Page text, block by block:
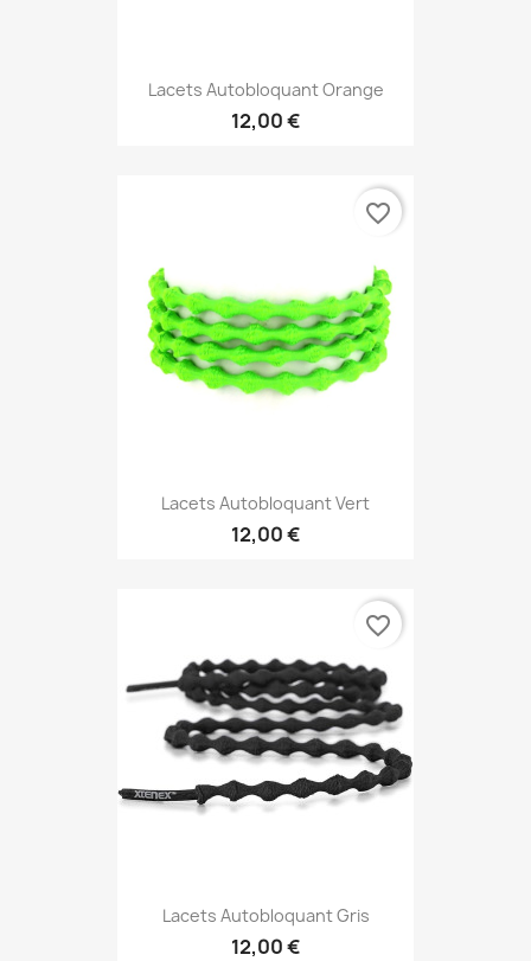
Lacets Autobloquant Orange
12,00 €
Lacets Autobloquant Vert
12,00 €
favorite_border
Lacets Autobloquant Gris
12,00 €
favorite_border